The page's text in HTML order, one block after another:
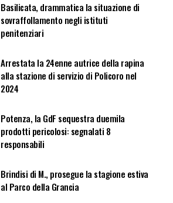
Basilicata, drammatica la situazione di
sovraffollamento negli istituti
penitenziari
Arrestata la 24enne autrice della rapina
alla stazione di servizio di Policoro nel
2024
Potenza, la GdF sequestra duemila
prodotti pericolosi: segnalati 8
responsabili
Brindisi di M., prosegue la stagione estiva
al Parco della Grancia